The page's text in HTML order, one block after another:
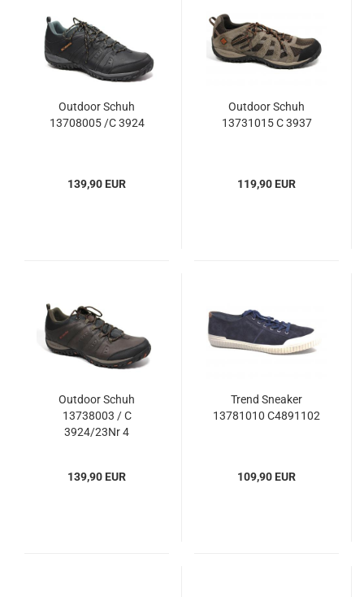
Outdoor Schuh
13708005 /C 3924
139,90 EUR
Outdoor Schuh
13731015 C 3937
119,90 EUR
Outdoor Schuh
13738003 / C
3924/23Nr 4
139,90 EUR
Trend Sneaker
13781010 C4891102
109,90 EUR